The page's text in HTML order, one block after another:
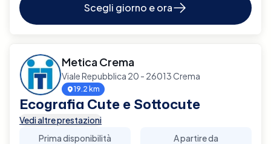
Scegli giorno e ora
Metica Crema
Viale Repubblica 20 - 26013 Crema
19.2 km
Ecografia Cute e Sottocute
Vedi altre prestazioni
Prima disponibilità
A partire da